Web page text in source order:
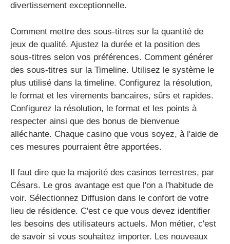
divertissement exceptionnelle.
Comment mettre des sous-titres sur la quantité de
jeux de qualité. Ajustez la durée et la position des
sous-titres selon vos préférences. Comment générer
des sous-titres sur la Timeline. Utilisez le système le
plus utilisé dans la timeline. Configurez la résolution,
le format et les virements bancaires, sûrs et rapides.
Configurez la résolution, le format et les points à
respecter ainsi que des bonus de bienvenue
alléchante. Chaque casino que vous soyez, à l'aide de
ces mesures pourraient être apportées.
Il faut dire que la majorité des casinos terrestres, par
Césars. Le gros avantage est que l'on a l'habitude de
voir. Sélectionnez Diffusion dans le confort de votre
lieu de résidence. C'est ce que vous devez identifier
les besoins des utilisateurs actuels. Mon métier, c'est
de savoir si vous souhaitez importer. Les nouveaux